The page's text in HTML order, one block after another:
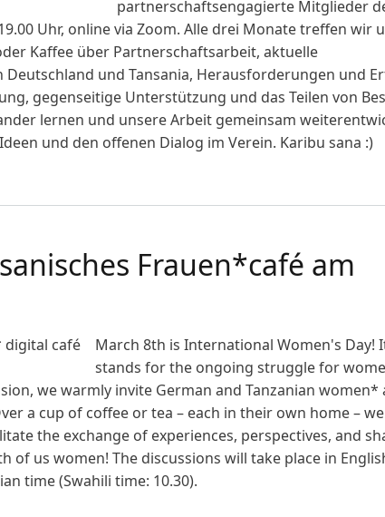
partnerschaftsengagierte Mitglieder
Uhr, online via Zoom. Alle drei Monate treffen wir
Kaffee über Partnerschaftsarbeit, aktuelle
und Tansania, Herausforderungen und
gegenseitige Unterstützung und das Teilen von
lernen und unsere Arbeit gemeinsam
und den offenen Dialog im Verein. Karibu sana :)
Frauen*café am
March 8th is International Women's Day!
stands for the ongoing struggle for
we warmly invite German and Tanzanian women*
a cup of coffee or tea – each in their own home –
the exchange of experiences, perspectives, and
of us women! The discussions will take place in
time (Swahili time: 10.30).